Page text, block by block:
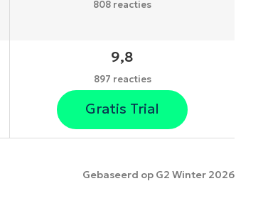
808 reacties
9,8
897 reacties
Gratis Trial
Gebaseerd op G2 Winter 2026